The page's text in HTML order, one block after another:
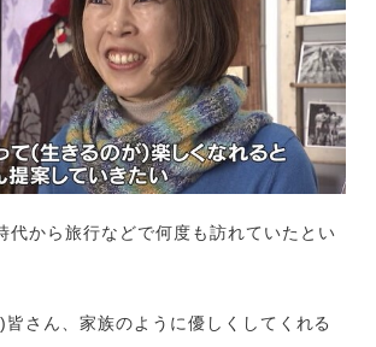
代から旅行などで何度も訪れていたとい
皆さん、家族のように優しくしてくれる